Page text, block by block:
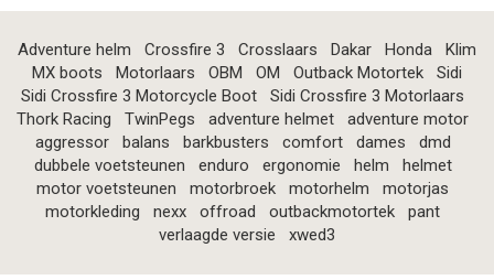
Adventure helm Crossfire 3 Crosslaars Dakar Honda
Klim
MX boots
Motorlaars OBM OM Outback Motortek
Sidi
Sidi Crossfire 3 Motorcycle Boot
Sidi Crossfire 3 Motorlaars
Thork Racing
TwinPegs adventure helmet
adventure motor
aggressor
balans barkbusters comfort dames
dmd
dubbele voetsteunen
enduro ergonomie helm
helmet
motor voetsteunen
motorbroek motorhelm
motorjas
motorkleding
nexx offroad outbackmotortek
pant
verlaagde versie
xwed3